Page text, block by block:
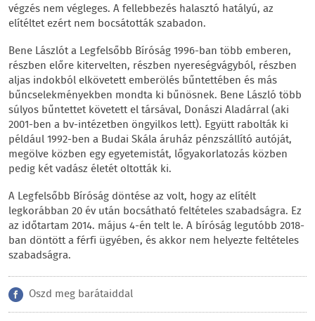
végzés nem végleges. A fellebbezés halasztó hatályú, az
elítéltet ezért nem bocsátották szabadon.
Bene Lászlót a Legfelsőbb Bíróság 1996-ban több emberen,
részben előre kitervelten, részben nyereségvágyból, részben
aljas indokból elkövetett emberölés bűntettében és más
bűncselekményekben mondta ki bűnösnek. Bene László több
súlyos bűntettet követett el társával, Donászi Aladárral (aki
2001-ben a bv-intézetben öngyilkos lett). Együtt rabolták ki
például 1992-ben a Budai Skála áruház pénzszállító autóját,
megölve közben egy egyetemistát, lőgyakorlatozás közben
pedig két vadász életét oltották ki.
A Legfelsőbb Bíróság döntése az volt, hogy az elítélt
legkorábban 20 év után bocsátható feltételes szabadságra. Ez
az időtartam 2014. május 4-én telt le. A bíróság legutóbb 2018-
ban döntött a férfi ügyében, és akkor nem helyezte feltételes
szabadságra.
Oszd meg barátaiddal